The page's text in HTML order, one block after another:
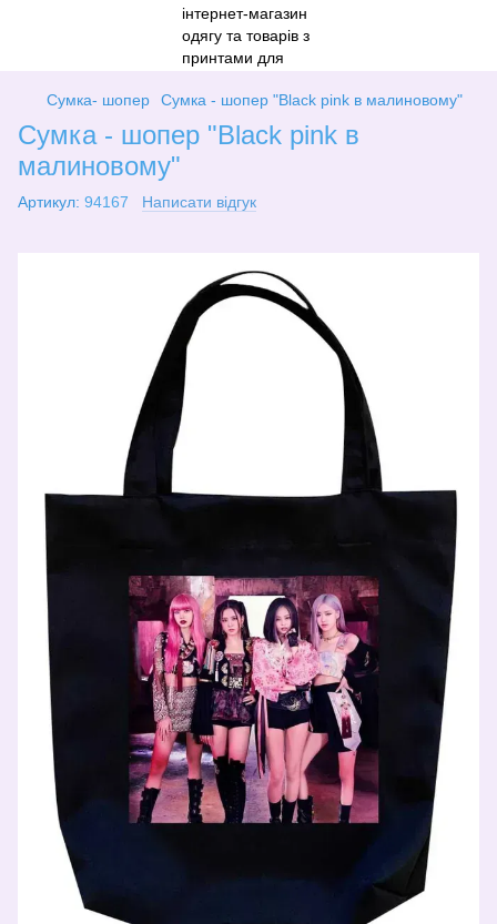
Сумка- шопер Сумка - шопер "Black pink в малиновому"
Сумка - шопер "Black pink в
малиновому"
Артикул: 94167 Написати відгук